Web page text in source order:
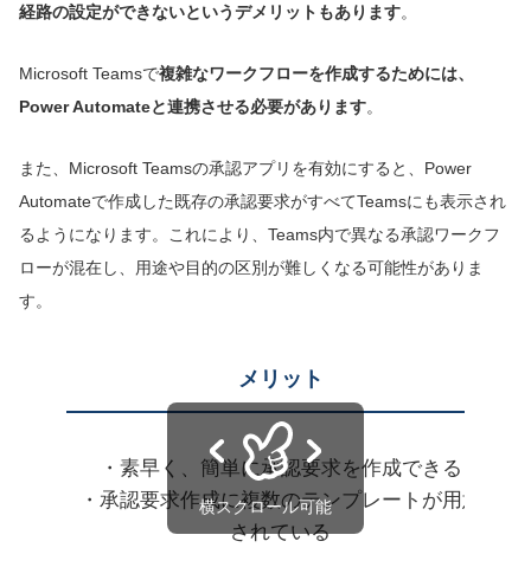
経路の設定ができないというデメリット もあります。
Microsoft Teamsで複雑なワークフローを作成するためには、
Power Automateと連携させる必要があります。
また、Microsoft Teamsの承認アプリを有効にすると、Power
Automateで作成した既存の承認要求がすべてTeamsにも表示され
るようになります。これにより、Teams内で異なる承認ワークフ
ローが混在し、用途や目的の区別が難しくなる可能性がありま
す。
メリット
・素早く、簡単に承認要求を作成できる
・承認要求作成に複数のテンプレートが用意
されている